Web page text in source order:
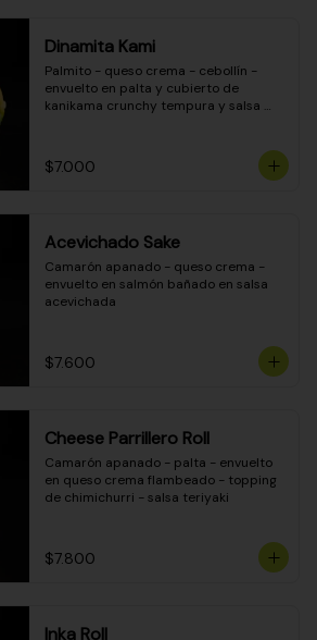
Dinamita Kami
Palmito - queso crema - cebollín -
envuelto en palta y cubierto de
kanikama crunchy tempura y salsa
$7.000
Acevichado Sake
Camarón apanado - queso crema -
envuelto en salmón bañado en salsa
acevichada
$7.600
Cheese Parrillero Roll
Camarón apanado - palta - envuelto
en queso crema flambeado - topping
de chimichurri - salsa teriyaki
$7.800
Inka Roll